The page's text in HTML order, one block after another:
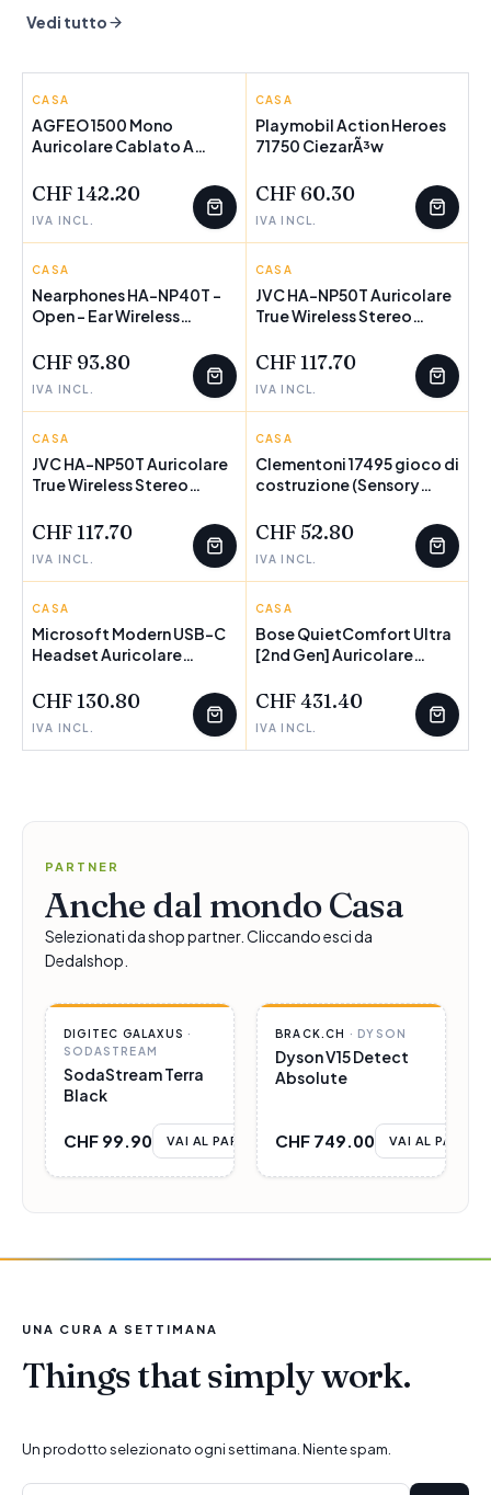
Vedi tutto
AGFEO
TELEKOMMUNIKATION
NOVITÀ
POCHI PEZZI
CASA
AGFEO 1500 Mono
Auricolare Cablato A
(AGFEO Headset 1500
CHF 142.20
IVA INCL.
PLAYMOBIL
NOVITÀ
CASA
Playmobil Action Heroes
71750 CiezarÃ³w
CHF 60.30
IVA INCL.
JVC
NOVITÀ POCHI PEZZI
CASA
Nearphones HA-NP40T -
Open - Ear Wireless
Warranty: 24M
CHF 93.80
IVA INCL.
JVC
NOVITÀ
CASA
JVC HA-NP50T Auricolare
True Wireless Stereo
e Chiamate Bluetooth
Verde (Nearphones HA-
NP50T - Open - Ear
Green - Warranty: 24M)
CHF 117.70
IVA INCL.
JVC
NOVITÀ
CASA
JVC HA-NP50T Auricolare
True Wireless Stereo
e Chiamate Bluetooth
Beige (Nearphones HA-
NP50T - Open - Ear
Wireless Headphones
Beige - Warranty: 24M)
CHF 117.70
IVA INCL.
CLEMENTONI
NOVITÀ
CASA
Clementoni 17495 gioco di
costruzione (Sensory
CHF 52.80
IVA INCL.
MICROSOFT
NOVITÀ
CASA
Microsoft Modern USB-C
Headset Auricolare
Ufficio USB tipo-C Nero
CHF 130.80
IVA INCL.
BOSE
NOVITÀ POCHI PEZZI
CASA
Bose QuietComfort Ultra
[2nd Gen] Auricolare
Chiamate Bluetooth Viola
(Bose QuietComfort Ultra
Earbuds [2. Gen.] Midnight
CHF 431.40
IVA INCL.
PARTNER
Anche dal mondo Casa
Selezionati da shop partner. Cliccando esci da
Dedalshop.
PARTNER
DIGITEC GALAXUS ·
SODASTREAM
SodaStream Terra
Black
CHF 99.90 VAI AL PARTNER
PARTNER
BRACK.CH · DYSON
Dyson V15 Detect
Absolute
CHF 749.00 VAI AL
UNA CURA A SETTIMANA
Things that simply work.
Un prodotto selezionato ogni settimana. Niente spam.